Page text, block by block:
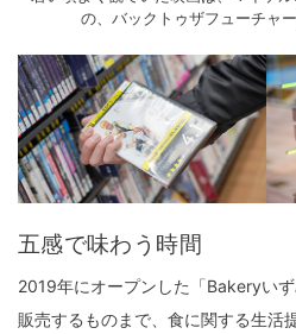
の、バックトゥザフューチャ
五感で味わう時間
2019年にオープンした「Bakeryい
販売するものまで、食に関する生活